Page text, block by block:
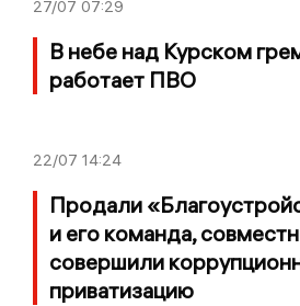
27/07 07:29
В небе над Курском
работает ПВО
22/07 14:24
Продали
и его команда,
совершили
приватизацию